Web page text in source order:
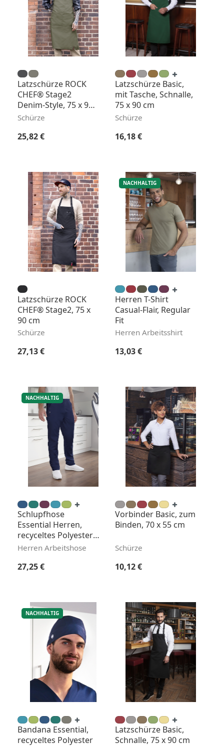
Latzschürze ROCK
CHEF® Stage2
Denim-Style, 75 x 90
cm
Schürze
Regulärer Preis:
25,82 €
Latzschürze Basic,
mit Tasche, Schnalle,
75 x 90 cm
Schürze
Regulärer Preis:
16,18 €
Latzschürze ROCK
CHEF® Stage2, 75 x
90 cm
Schürze
Regulärer Preis:
27,13 €
NACHHALTIG
Herren T-Shirt
Casual-Flair, Regular
Fit
Herren Arbeitsshirt
Regulärer Preis:
13,03 €
NACHHALTIG
Schlupfhose
Essential Herren,
recyceltes Polyester,
Regular Fit
Herren Arbeitshose
Regulärer Preis:
27,25 €
Vorbinder Basic, zum
Binden, 70 x 55 cm
Schürze
Regulärer Preis:
10,12 €
NACHHALTIG
Bandana Essential,
recyceltes Polyester
Latzschürze Basic,
Schnalle, 75 x 90 cm